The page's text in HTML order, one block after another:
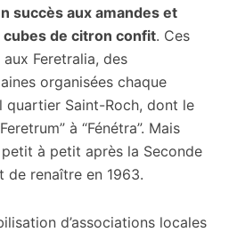
succès aux amandes et
cubes de citron confit. Ces
Feretralia, des
organisées chaque
quartier Saint-Roch, dont le
à “Fénétra”. Mais
à petit après la Seconde
de renaître en 1963.
d’associations locales